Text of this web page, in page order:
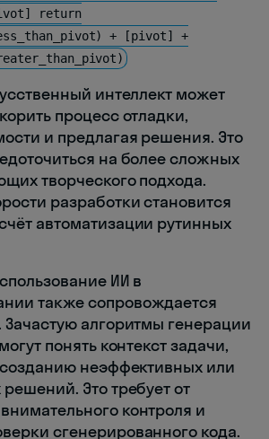
return
+ [pivot] +
интеллект может
процесс отладки,
и предлагая решения. Это
на более сложных
творческого подхода.
разработки становится
автоматизации рутинных
ИИ в
также сопровождается
алгоритмы генерации
понять контекст задачи,
неэффективных или
Это требует от
контроля и
сгенерированного кода.